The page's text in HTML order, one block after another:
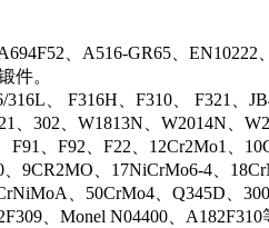
、A516-GR65、EN10222
件。
、 F316H、F310、 F321、
、302、W1813N、W2014N、
、F92、F22、12Cr2Mo1、
、9CR2MO、17NiCrMo6-4、
、50CrMo4、Q345D、
、Monel N04400、A182F310